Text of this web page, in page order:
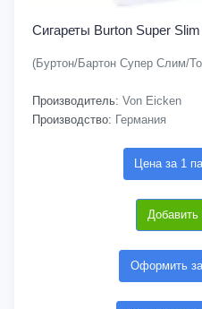
Сигареты Burton Super
(Буртон/Бартон Супер Слим/
Производитель: Von Eicken
Производство: Германия
Цена за 1
Добавить
Оформить